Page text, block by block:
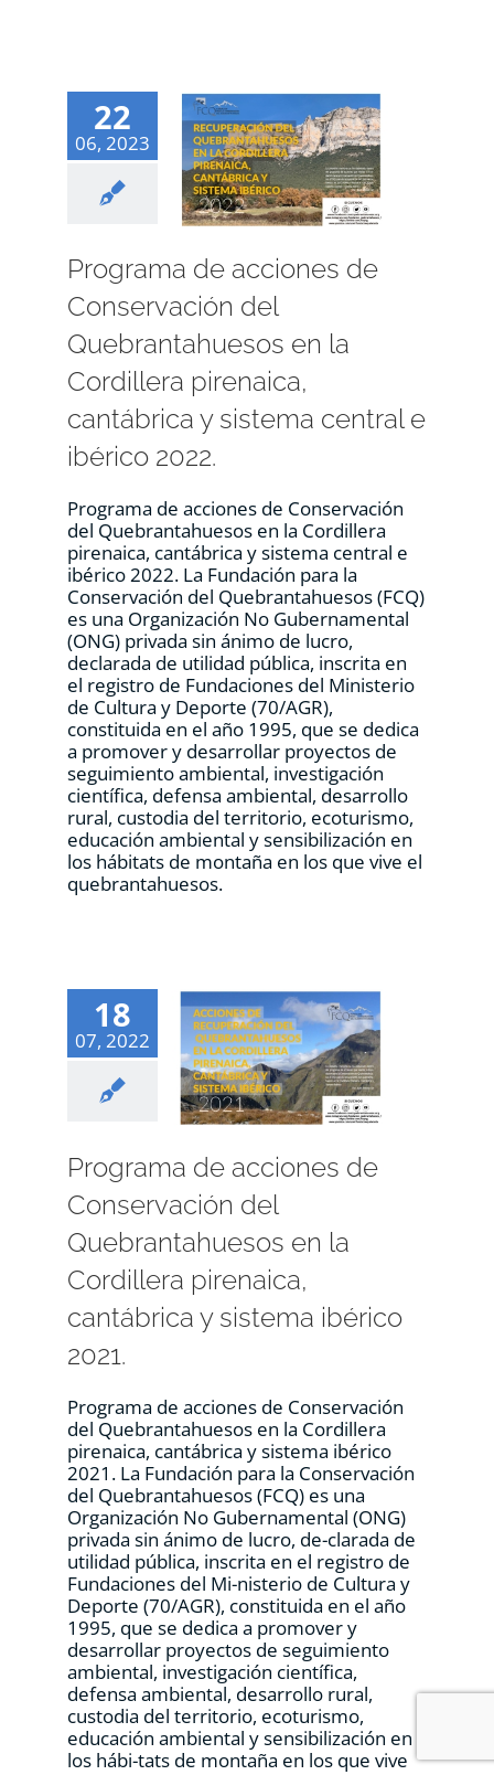
22
06, 2023
Programa de acciones de
Conservación del
Quebrantahuesos en la
Cordillera pirenaica,
cantábrica y sistema central e
ibérico 2022.
Programa de acciones de Conservación
del Quebrantahuesos en la Cordillera
pirenaica, cantábrica y sistema central e
ibérico 2022. La Fundación para la
Conservación del Quebrantahuesos (FCQ)
es una Organización No Gubernamental
(ONG) privada sin ánimo de lucro,
declarada de utilidad pública, inscrita en
el registro de Fundaciones del Ministerio
de Cultura y Deporte (70/AGR),
constituida en el año 1995, que se dedica
a promover y desarrollar proyectos de
seguimiento ambiental, investigación
científica, defensa ambiental, desarrollo
rural, custodia del territorio, ecoturismo,
educación ambiental y sensibilización en
los hábitats de montaña en los que vive el
quebrantahuesos.
18
07, 2022
Programa de acciones de
Conservación del
Quebrantahuesos en la
Cordillera pirenaica,
cantábrica y sistema ibérico
2021.
Programa de acciones de Conservación
del Quebrantahuesos en la Cordillera
pirenaica, cantábrica y sistema ibérico
2021. La Fundación para la Conservación
del Quebrantahuesos (FCQ) es una
Organización No Gubernamental (ONG)
privada sin ánimo de lucro, de-clarada de
utilidad pública, inscrita en el registro de
Fundaciones del Mi-nisterio de Cultura y
Deporte (70/AGR), constituida en el año
1995, que se dedica a promover y
desarrollar proyectos de seguimiento
ambiental, investigación científica,
defensa ambiental, desarrollo rural,
custodia del territorio, ecoturismo,
educación ambiental y sensibilización en
los hábi-tats de montaña en los que vive